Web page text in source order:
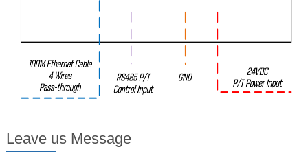
Leave us Message